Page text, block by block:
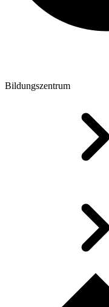
Bildungszentrum